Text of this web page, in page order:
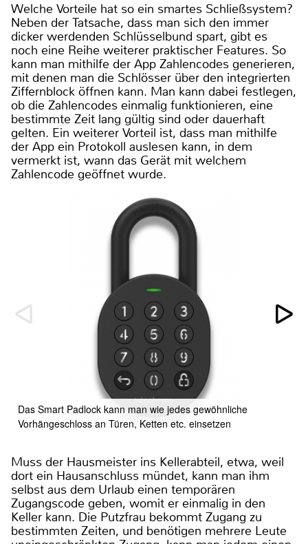
Welche Vorteile hat so ein smartes Schließsystem?
Neben der Tatsache, dass man sich den immer
dicker werdenden Schlüsselbund spart, gibt es
noch eine Reihe weiterer praktischer Features. So
kann man mithilfe der App Zahlencodes generieren,
mit denen man die Schlösser über den integrierten
Ziffernblock öffnen kann. Man kann dabei festlegen,
ob die Zahlencodes einmalig funktionieren, eine
bestimmte Zeit lang gültig sind oder dauerhaft
gelten. Ein weiterer Vorteil ist, dass man mithilfe
der App ein Protokoll auslesen kann, in dem
vermerkt ist, wann das Gerät mit welchem
Zahlencode geöffnet wurde.
Das Smart Padlock kann man wie jedes gewöhnliche
Vorhängeschloss an Türen, Ketten etc. einsetzen
Muss der Hausmeister ins Kellerabteil, etwa, weil
dort ein Hausanschluss mündet, kann man ihm
selbst aus dem Urlaub einen temporären
Zugangscode geben, womit er einmalig in den
Keller kann. Die Putzfrau bekommt Zugang zu
bestimmten Zeiten, und benötigen mehrere Leute